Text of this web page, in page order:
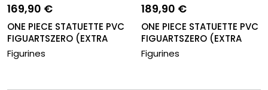
169,90 €
ONE PIECE STATUETTE PVC
FIGUARTSZERO (EXTRA
BATTLE...
Figurines
189,90 €
ONE PIECE STATUETTE PVC
FIGUARTSZERO (EXTRA
BATTLE...
Figurines